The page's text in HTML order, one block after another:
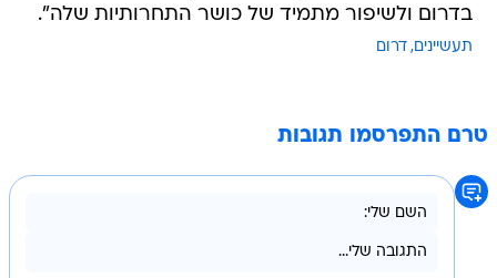
בדרום ולשיפור מתמיד של כושר התחרותיות שלה".
תעשיינים דרום
טרם התפרסמו תגובות